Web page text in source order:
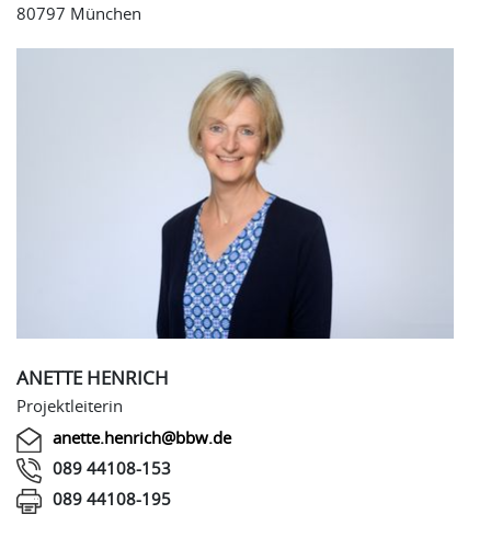
80797 München
ANETTE HENRICH
Projektleiterin
anette.henrich@bbw.de
089 44108-153
089 44108-195